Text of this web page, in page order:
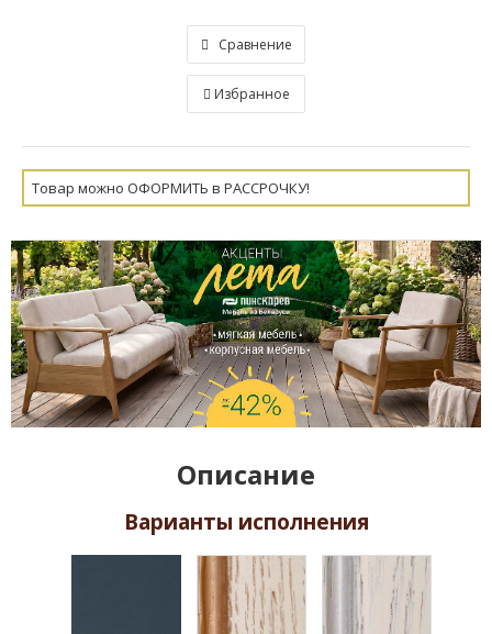
Сравнение
Избранное
Товар можно ОФОРМИТЬ в РАССРОЧКУ!
Описание
Варианты исполнения